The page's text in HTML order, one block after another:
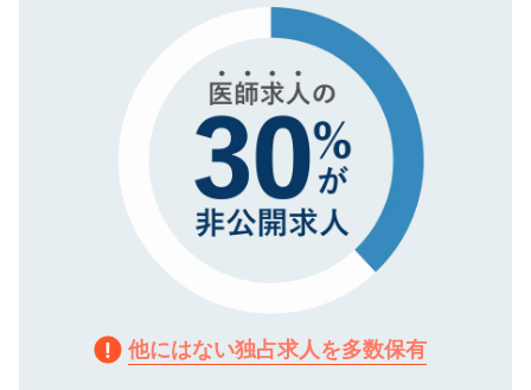
で、機密保持に関してもご安心ください。
他にはない独占求人を多数保有